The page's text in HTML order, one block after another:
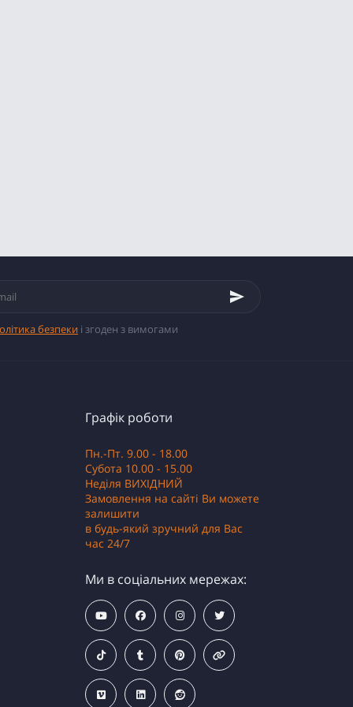
безпеки і згоден з вимогами
Графік роботи
Пн.-Пт. 9.00 - 18.00
Субота 10.00 - 15.00
Неділя ВИХІДНИЙ
Замовлення на сайті Ви можете
залишити
в будь-який зручний для Вас
час 24/7
Ми в соціальних мережах: